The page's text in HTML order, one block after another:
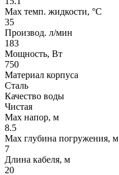
Max темп. жидкости, °С
35
Производ. л/мин
183
Мощность, Вт
750
Материал корпуса
Сталь
Качество воды
Чистая
Max напор, м
8.5
Max глубина погружения, м
7
Длина кабеля, м
20